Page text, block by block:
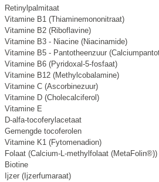
Retinylpalmitaat
Vitamine B1 (Thiaminemononitraat)
Vitamine B2 (Riboflavine)
Vitamine B3 - Niacine (Niacinamide)
Vitamine B5 - Pantotheenzuur
Vitamine B6 (Pyridoxal-5-fosfaat)
Vitamine B12 (Methylcobalamine)
Vitamine C (Ascorbinezuur)
Vitamine D (Cholecalciferol)
Vitamine E
D-alfa-tocoferylacetaat
Gemengde tocoferolen
Vitamine K1 (Fytomenadion)
Folaat (Calcium-L-methylfolaat (MetaFolin®))
Biotine
Ijzer (Ijzerfumaraat)